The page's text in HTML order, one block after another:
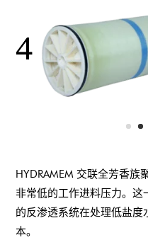
HYDRAMEM 交联全芳香族
非常低的工作进料压力。
的反渗透系统在处理低盐
本。